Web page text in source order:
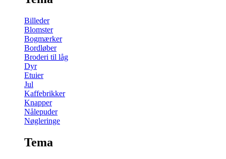
Billeder
Blomster
Bogmærker
Bordløber
Broderi til låg
Dyr
Etuier
Jul
Kaffebrikker
Knapper
Nålepuder
Nøgleringe
Tema